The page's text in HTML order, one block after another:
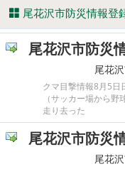
尾花沢市防災情報登
尾花沢市防災
尾花
クマ目撃情報8月5
（サッカー場から
走り去った
尾花沢市防災
尾花